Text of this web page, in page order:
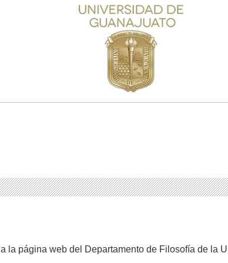
la página web del Departamento de Filosofía de la